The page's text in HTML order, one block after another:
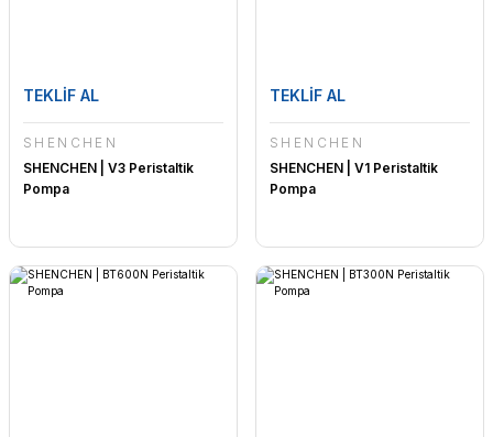
TEKLİF AL
SHENCHEN
SHENCHEN | V3 Peristaltik
Pompa
TEKLİF AL
SHENCHEN
SHENCHEN | V1 Peristaltik
Pompa